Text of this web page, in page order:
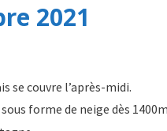
2021
se couvre l’après-midi.
forme de neige dès